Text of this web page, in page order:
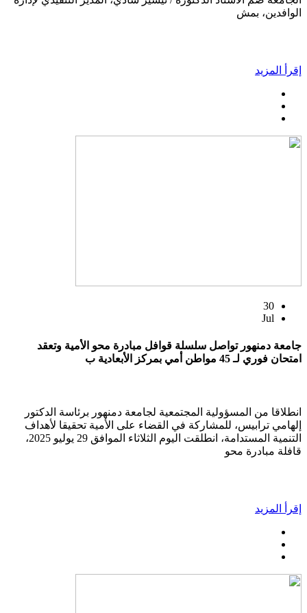
الوافدين، بمش
إقرأ المزيد
30
Jul
جامعة دمنهور تواصل سلسلة قوافل مبادرة محو الأمية وتعقد
امتحان فوري لـ 45 مواطن أمي بمركز الأبعادية ب
انطلاقا من المسؤولية المجتمعية لجامعة دمنهور برئاسة الدكتور
إلهامي ترابيس، للمشاركة في القضاء على الأمية تحقيقا لأهداف
التنمية المستدامة، انطلقت اليوم الثلاثاء الموافق 29 يوليو 2025،
قافلة مبادرة محو
إقرأ المزيد